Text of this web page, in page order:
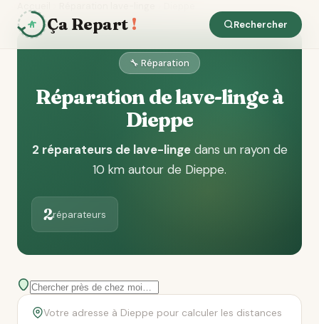
Ça Repart ! Rechercher
🔧 Réparation
Réparation de lave-linge à
Dieppe
2 réparateurs de lave-lingedans un rayon de
10 km autour de Dieppe.
2réparateurs